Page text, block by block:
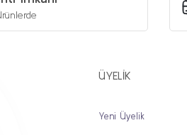
ÜYELİK
Yeni Üyelik